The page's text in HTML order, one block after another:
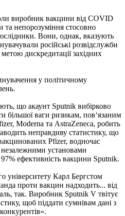
виробник вакцини від COVID
непорозуміння стосовно
Вони, однак, вказують
російські розвідслужби
дискредитації західних
у політичному
що акаунт Sputnik вибірково
більшої ваги ризикам, пов‘язаним
Moderna та AstraZeneca, робить
неправдиву статистику, що
Pfizer, водночас
установами
ефективність вакцини Sputnik.
університету Карл Бергстом
проти вакцин надходить... від
так. Виробник Sputnik V твітує
щоб піддати сумнівам дані з